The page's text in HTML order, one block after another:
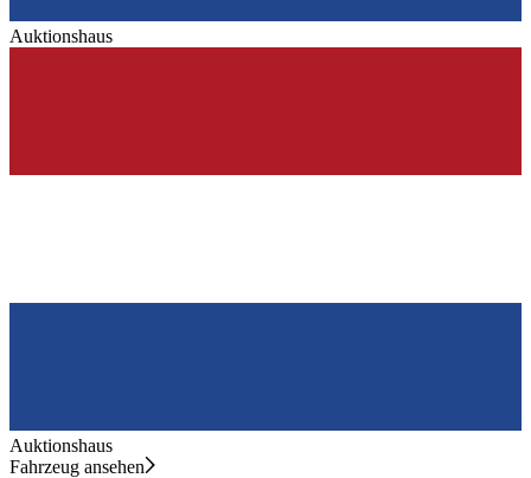
Auktionshaus
Auktionshaus
Fahrzeug ansehen